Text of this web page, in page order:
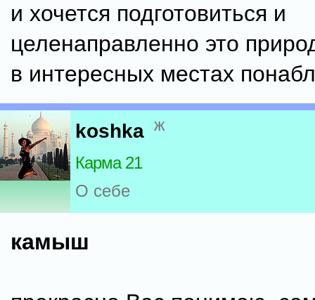
и хочется подготовиться и
целенаправленно это
в интересных местах
koshka ж
Карма 21
О себе
камыш